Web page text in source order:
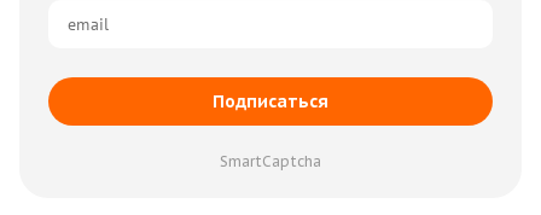
Подписаться
SmartCaptcha